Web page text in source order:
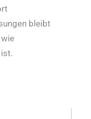
bleibt